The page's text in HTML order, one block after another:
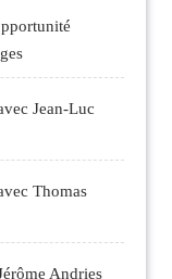
Jean-Luc
Thomas
Andries